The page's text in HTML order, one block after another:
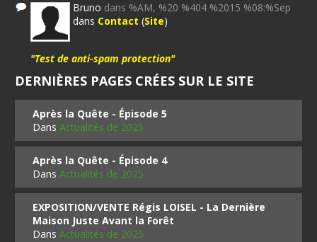
Bruno dans %AM, %20 %404 %2015 %08:%Sep
dans Contact (Site)
"Test de anti-spam protection"
DERNIÈRES PAGES CRÉES SUR LE SITE
Après la Quête - Épisode 5
DansActualités de 2025
Après la Quête - Épisode 4
DansActualités de 2025
EXPOSITION/VENTE Régis LOISEL - La Dernière
Maison Juste Avant la Forêt
DansActualités de 2025